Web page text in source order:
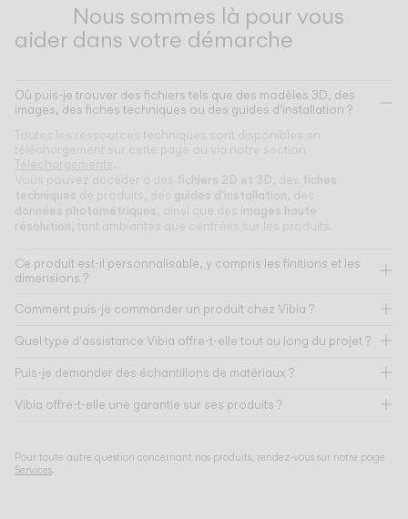
Nous sommes là pour vous
aider dans votre démarche
Où puis-je trouver des fichiers tels que des modèles 3D, des
images, des fiches techniques ou des guides d'installation ?
Toutes les ressources techniques sont disponibles en
téléchargement sur cette page ou via notre section
Téléchargements
Vous pouvez accéder à des fichiers 2D et 3D , des fiches
techniques de produits, des guides d'installation , des
données photométriques , ainsi que des images haute
résolution , tant ambiantes que centrées sur les produits.
Ce produit est-il personnalisable, y compris les finitions et les
dimensions ?
Comment puis-je commander un produit chez Vibia ?
Quel type d'assistance Vibia offre-t-elle tout au long du projet ?
Puis-je demander des échantillons de matériaux ?
Vibia offre-t-elle une garantie sur ses produits ?
Pour toute autre question concernant nos produits, rendez-vous sur notre page
Services.